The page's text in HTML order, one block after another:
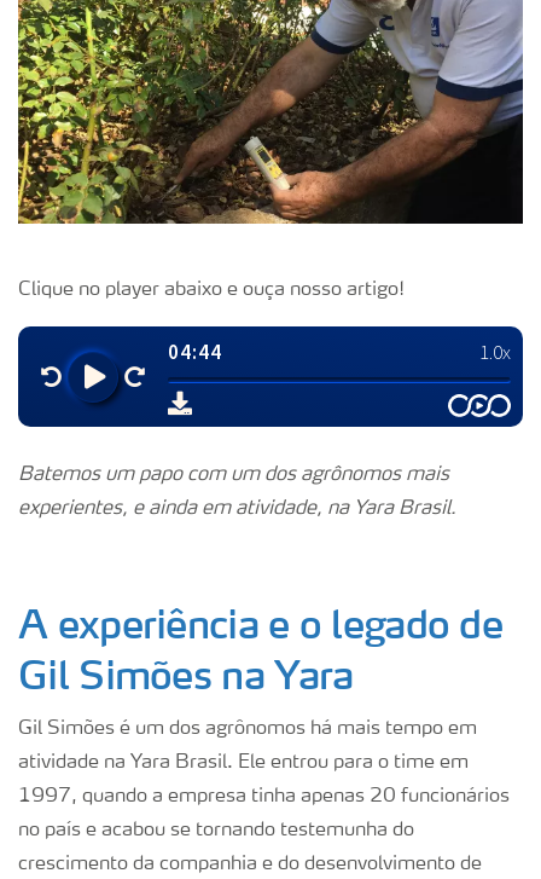
Clique no player abaixo e ouça nosso artigo!
Batemos um papo com um dos agrônomos mais
experientes, e ainda em atividade, na Yara Brasil.
A experiência e o legado de
Gil Simões na Yara
Gil Simões é um dos agrônomos há mais tempo em
atividade na Yara Brasil. Ele entrou para o time em
1997, quando a empresa tinha apenas 20 funcionários
no país e acabou se tornando testemunha do
crescimento da companhia e do desenvolvimento de